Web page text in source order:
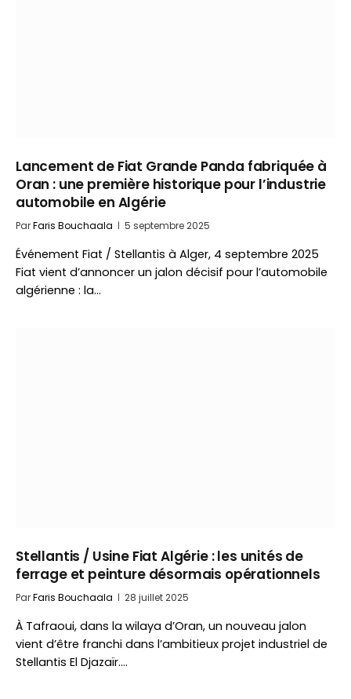
Lancement de Fiat Grande Panda fabriquée à
Oran : une première historique pour l’industrie
automobile en Algérie
ParFaris Bouchaala 5 septembre 2025
Événement Fiat / Stellantis à Alger, 4 septembre 2025
Fiat vient d’annoncer un jalon décisif pour l’automobile
algérienne : la…
Stellantis / Usine Fiat Algérie : les unités de
ferrage et peinture désormais opérationnels
ParFaris Bouchaala 28 juillet 2025
À Tafraoui, dans la wilaya d’Oran, un nouveau jalon
vient d’être franchi dans l’ambitieux projet industriel de
Stellantis El Djazaïr.…